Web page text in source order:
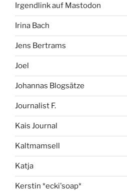
Irgendlink auf Mastodon
Irina Bach
Jens Bertrams
Joel
Johannas Blogsätze
Journalist F.
Kais Journal
Kaltmamsell
Katja
Kerstin *ecki'soap*